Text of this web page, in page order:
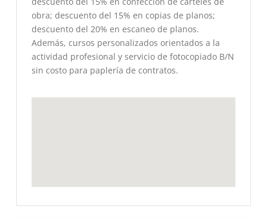
obra; descuento del 15% en copias de planos;
descuento del 20% en escaneo de planos.
Además, cursos personalizados orientados a la
actividad profesional y servicio de fotocopiado B/N
sin costo para paplería de contratos.